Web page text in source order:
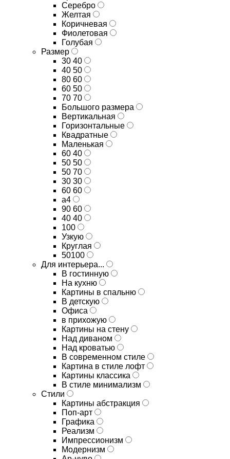
Серебро
Желтая
Коричневая
Фиолетовая
Голубая
Размер
30 40
40 50
80 60
60 50
70 70
Большого размера
Вертикальная
Горизонтальные
Квадратные
Маленькая
60 40
50 50
50 70
30 30
60 60
а4
90 60
40 40
100
Узкую
Круглая
50100
Для интерьера...
В гостинную
На кухню
Картины в спальню
В детскую
Офиса
в прихожую
Картины на стену
Над диваном
Над кроватью
В современном стиле
Картина в стиле лофт
Картины классика
В стиле минимализм
Стили
Картины абстракция
Поп-арт
Графика
Реализм
Импрессионизм
Модернизм